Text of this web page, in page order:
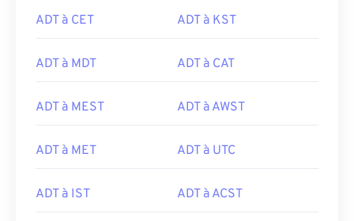
ADT à CET ADT à KST
ADT à MDT ADT à CAT
ADT à MEST ADT à AWST
ADT à MET ADT à UTC
ADT à IST ADT à ACST